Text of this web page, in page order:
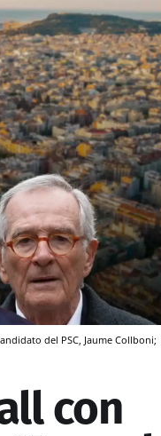
del PSC, Jaume Collboni;
con